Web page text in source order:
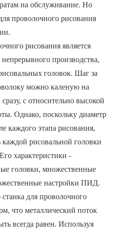
на обслуживание. Но
проволочного рисования
рисования является
производства,
головок. Шаг за
можно каленую на
с относительно высокой
Однако, поскольку диаметр
каждого этапа рисования,
каждой рисовальной головки
характеристики -
головки, множественные
настройки ПИД.
для проволочного
что металлический поток
всегда равен. Используя